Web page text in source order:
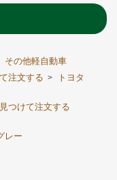
その他軽自動車
注文する > トヨタ
つけて注文する
レー